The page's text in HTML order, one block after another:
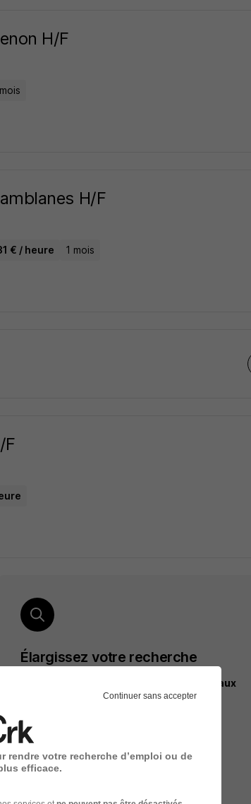
H/F
H/F
€ / heure 1 mois
F
Élargissez votre recherche
Intérim Chargé d'accueil banque Bordeaux
Emploi à Bordeaux
Mission d'intérim Chargé d'accueil banque
Continuer sans accepter
votre recherche d’emploi ou de
efficace.